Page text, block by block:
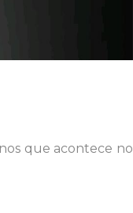
que acontece no